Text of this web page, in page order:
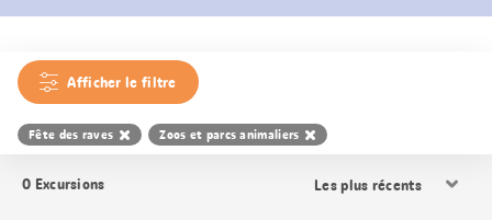
Afficher le filtre
Fête des raves Zoos et parcs animaliers
0 Excursions
les